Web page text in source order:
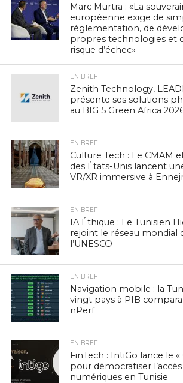
Marc Murtra : «La
européenne exige de
réglementation, de
propres technologies et
risque d’échec»
EN BREF
Zenith Technology,
présente ses solutions
au BIG 5 Green Africa
EN BREF
Culture Tech : Le CMAM
des États-Unis lancent
VR/XR immersive à
EN BREF
IA Éthique : Le Tunisien
rejoint le réseau mondial
l’UNESCO
EN BREF
Navigation mobile : la
vingt pays à PIB
nPerf
EN BREF
FinTech : IntiGo lance le «
pour démocratiser
numériques en Tunisie